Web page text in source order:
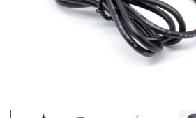
a
c
i
ó
i
d
o